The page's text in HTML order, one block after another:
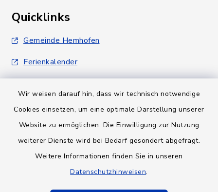
Wir weisen darauf hin, dass wir technisch notwendige
Cookies einsetzen, um eine optimale Darstellung unserer
Website zu ermöglichen. Die Einwilligung zur Nutzung
weiterer Dienste wird bei Bedarf gesondert abgefragt.
Weitere Informationen finden Sie in unseren
Datenschutzhinweisen.
Quicklinks
Gemeinde Hemhofen
Ferienkalender
Barrierefreiheit